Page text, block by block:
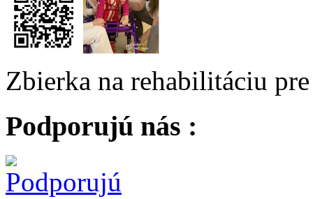
Zbierka na rehabilitáciu
Podporujú nás :